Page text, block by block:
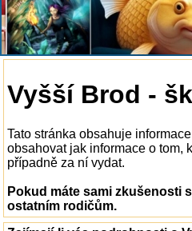
Vyšší Brod -
Tato stránka obsahuje
obsahovat jak informace o tom,
případně za ní vydat.
Pokud máte sami zkušenosti
ostatním rodičům.